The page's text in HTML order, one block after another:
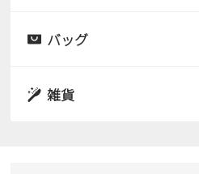
スニーカー
サンダル
サンダル
バッグ
雑貨